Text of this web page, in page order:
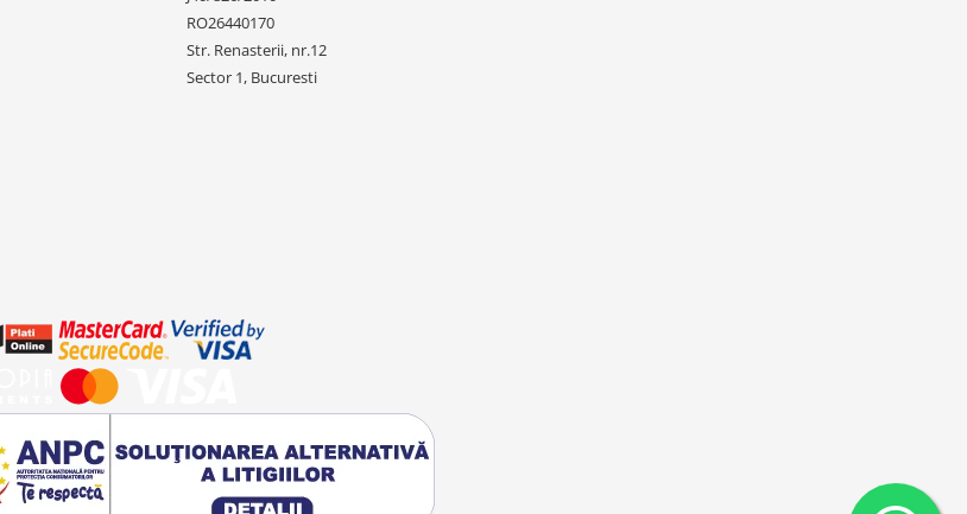
RO26440170
Str. Renasterii, nr.12
Sector 1, Bucuresti